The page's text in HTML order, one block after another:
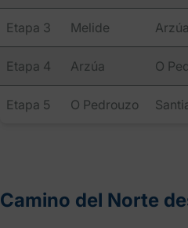
Etapa 3 Melide Arzúa
Etapa 4 Arzúa O
Etapa 5 O Pedrouzo
Camino del Norte